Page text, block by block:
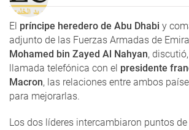
El príncipe heredero de Abu Dhabi y
adjunto de las Fuerzas Armadas de
Mohamed bin Zayed Al Nahyan,
llamada telefónica con el presidente
Macron, las relaciones entre ambos
para mejorarlas.
Los dos líderes intercambiaron puntos